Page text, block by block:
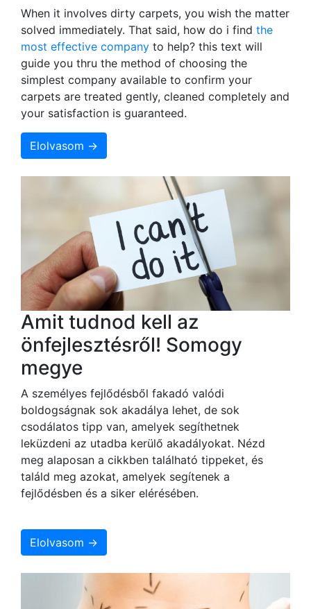
When it involves dirty carpets, you wish the matter
solved immediately. That said, how do i find the
most effective company to help? this text will
guide you thru the method of choosing the
simplest company available to confirm your
carpets are treated gently, cleaned completely and
your satisfaction is guaranteed.
Elolvasom →
Amit tudnod kell az
önfejlesztésről! Somogy
megye
A személyes fejlődésből fakadó valódi
boldogságnak sok akadálya lehet, de sok
csodálatos tipp van, amelyek segíthetnek
leküzdeni az utadba kerülő akadályokat. Nézd
meg alaposan a cikkben található tippeket, és
találd meg azokat, amelyek segítenek a
fejlődésben és a siker elérésében.
Elolvasom →